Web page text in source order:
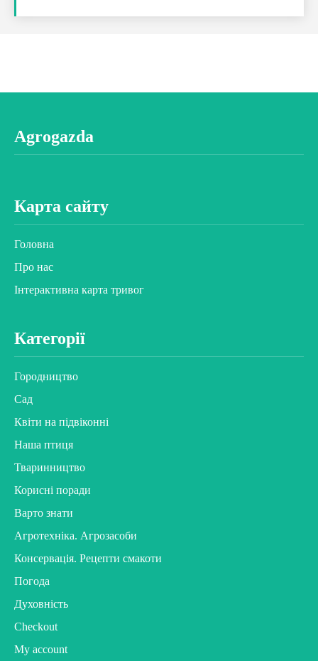
Agrogazda
Карта сайту
Головна
Про нас
Інтерактивна карта тривог
Категорії
Городництво
Сад
Квіти на підвіконні
Наша птиця
Тваринництво
Корисні поради
Варто знати
Агротехніка. Агрозасоби
Консервація. Рецепти смакоти
Погода
Духовність
Checkout
My account